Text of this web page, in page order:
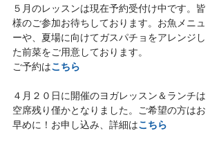
５月のレッスンは現在予約受付け中です。皆
様のご参加お待ちしております。お魚メニュ
ーや、夏場に向けてガスパチョをアレンジし
た前菜をご用意しております。
ご予約はこちら
４月２０日に開催のヨガレッスン＆ランチは
空席残り僅かとなりました。ご希望の方はお
早めに！お申し込み、詳細はこちら